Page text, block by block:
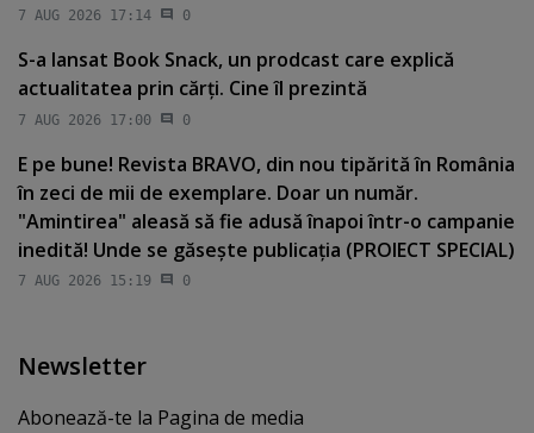
7 AUG 2026 17:14 0
S-a lansat Book Snack, un prodcast care explică
actualitatea prin cărţi. Cine îl prezintă
7 AUG 2026 17:00 0
E pe bune! Revista BRAVO, din nou tipărită în România
în zeci de mii de exemplare. Doar un număr.
"Amintirea" aleasă să fie adusă înapoi într-o campanie
inedită! Unde se găseşte publicaţia (PROIECT SPECIAL)
7 AUG 2026 15:19 0
Newsletter
Abonează-te la Pagina de media